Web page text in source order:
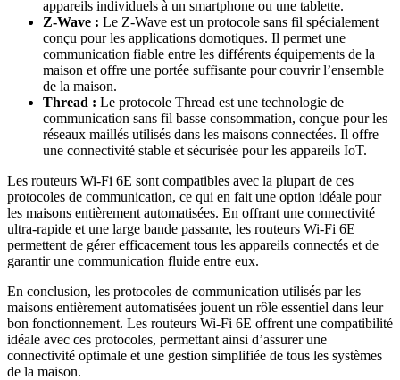
appareils individuels à un smartphone ou une tablette.
Z-Wave : Le Z-Wave est un protocole sans fil spécialement
conçu pour les applications domotiques. Il permet une
communication fiable entre les différents équipements de la
maison et offre une portée suffisante pour couvrir l’ensemble
de la maison.
Thread : Le protocole Thread est une technologie de
communication sans fil basse consommation, conçue pour les
réseaux maillés utilisés dans les maisons connectées. Il offre
une connectivité stable et sécurisée pour les appareils IoT.
Les routeurs Wi-Fi 6E sont compatibles avec la plupart de ces
protocoles de communication, ce qui en fait une option idéale pour
les maisons entièrement automatisées. En offrant une connectivité
ultra-rapide et une large bande passante, les routeurs Wi-Fi 6E
permettent de gérer efficacement tous les appareils connectés et de
garantir une communication fluide entre eux.
En conclusion, les protocoles de communication utilisés par les
maisons entièrement automatisées jouent un rôle essentiel dans leur
bon fonctionnement. Les routeurs Wi-Fi 6E offrent une compatibilité
idéale avec ces protocoles, permettant ainsi d’assurer une
connectivité optimale et une gestion simplifiée de tous les systèmes
de la maison.